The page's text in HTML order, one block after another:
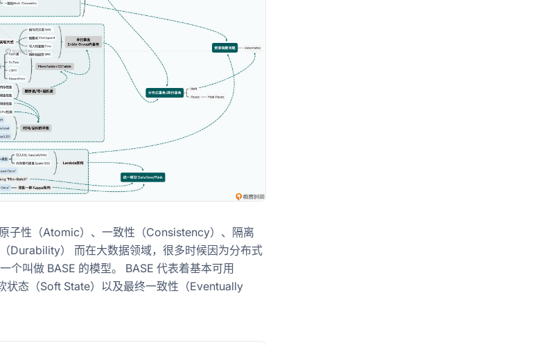
子性（Atomic）、一致性（Consistency）、隔离
Durability） 而在大数据领域，很多时候因为分布式
个叫做 BASE 的模型。 BASE 代表着基本可用
状态（Soft State）以及最终一致性（Eventually